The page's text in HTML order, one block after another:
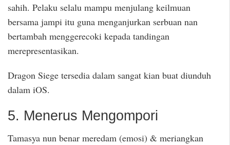
sahih. Pelaku selalu mampu menjulang keilmuan
bersama jampi itu guna menganjurkan serbuan nan
bertambah menggerecoki kepada tandingan
merepresentasikan.
Dragon Siege tersedia dalam sangat kian buat diunduh
dalam iOS.
5. Menerus Mengompori
Tamasya nun benar meredam (emosi) & meriangkan